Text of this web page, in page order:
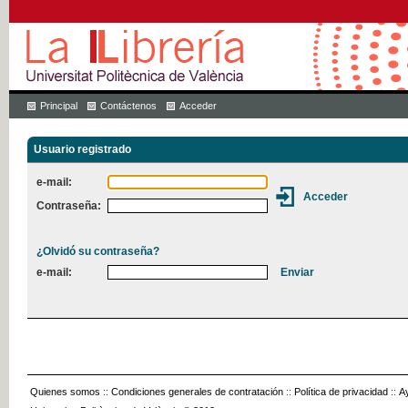
Principal Contáctenos Acceder
Usuario registrado
e-mail:
Contraseña:
¿Olvidó su contraseña?
e-mail:
Quienes somos :: Condiciones generales de contratación :: Política de privacidad ::